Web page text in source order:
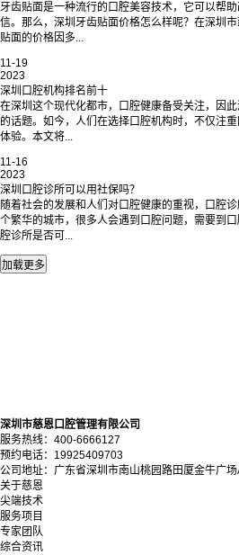
牙齿贴面是一种流行的口腔美容技术，它可以帮
信。那么，深圳牙齿贴面价格怎么样呢？在深圳
贴面的价格因多...
11-19
2023
深圳口腔机构排名前十
在深圳这个现代化都市，口腔健康备受关注，因
的话题。如今，人们在选择口腔机构时，不仅注
体验。本文将...
11-16
2023
深圳口腔诊所可以用社保吗？
随着社会的发展和人们对口腔健康的重视，口腔
个繁华的城市，很多人会遇到口腔问题，需要到
腔诊所是否可...
深圳市慈恩口腔管理有限公司
服务热线：400-6666127
预约电话：19925409703
公司地址：广东省深圳市南山桃园路田厦金牛广
关于慈恩
尖端技术
服务项目
专家团队
综合资讯